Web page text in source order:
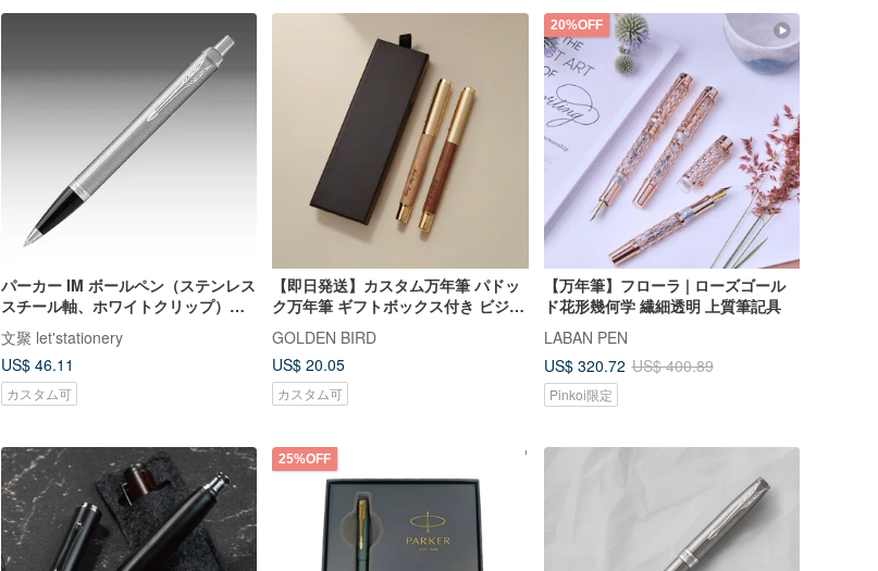
パーカー IM ボールペン（ステンレス
スチール軸、ホワイトクリップ）無
料刻印サービス付き
文聚 let'stationery
US$ 46.11
カスタム可
【即日発送】カスタム万年筆 パドッ
ク万年筆 ギフトボックス付き ビジネ
ス用 文房具 鋼
GOLDEN BIRD
US$ 20.05
カスタム可
20%OFF
【万年筆】フローラ | ローズゴール
ド花形幾何学 繊細透明 上質筆記具
LABAN PEN
US$ 320.72 US$ 400.89
Pinkoi限定
25%OFF